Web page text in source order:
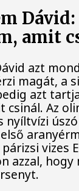
Dávid:
amit
azt
magát, a
azt
csinál. Az
nyíltvízi
vizes
azzal, hogy